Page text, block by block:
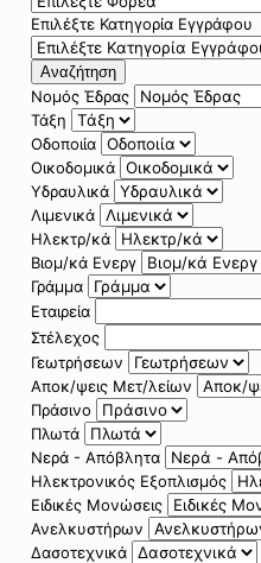
Επιλέξτε Κατηγορία Εγγράφου
Αναζήτηση
Νομός Έδρας
Τάξη
Οδοποιία
Οικοδομικά
Υδραυλικά
Λιμενικά
Ηλεκτρ/κά
Βιομ/κά Ενεργ
Γράμμα
Εταιρεία
Στέλεχος
Γεωτρήσεων
Αποκ/ψεις Μετ/λείων
Πράσινο
Πλωτά
Νερά - Απόβλητα
Ηλεκτρονικός Εξοπλισμός
Ειδικές Μονώσεις
Ανελκυστήρων
Δασοτεχνικά